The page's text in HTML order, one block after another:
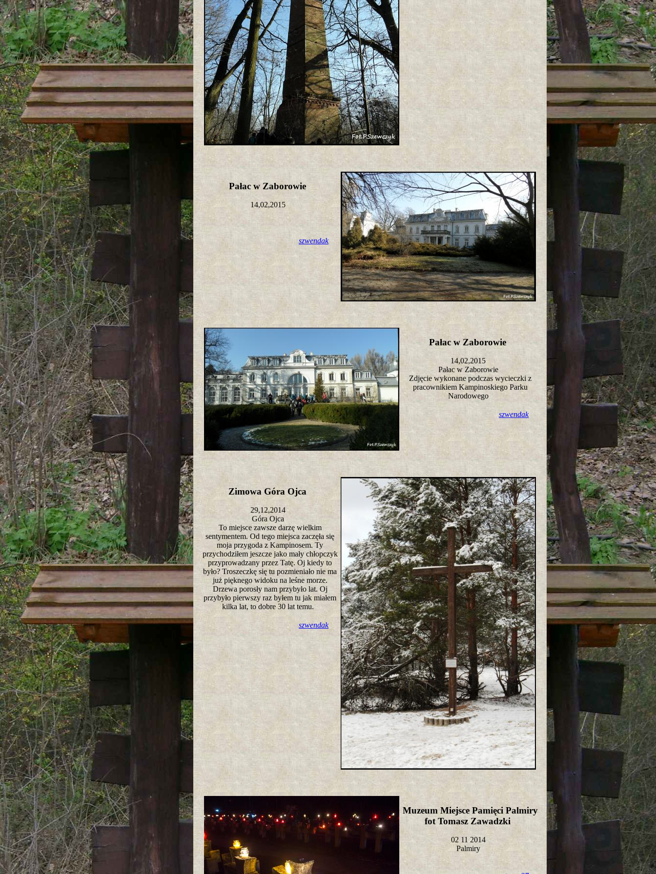
Pałac w Zaborowie
14,02,2015
szwendak
Pałac w Zaborowie
14,02,2015
Pałac w Zaborowie
Zdjęcie wykonane podczas wycieczki z
pracownikiem Kampinoskiego Parku
Narodowego
szwendak
Zimowa Góra Ojca
29,12,2014
Góra Ojca
To miejsce zawsze darzę wielkim
sentymentem. Od tego miejsca zaczęła się
moja przygoda z Kampinosem. Ty
przychodziłem jeszcze jako mały chłopczyk
przyprowadzany przez Tatę. Oj kiedy to
było? Troszeczkę się tu pozmieniało nie ma
już pięknego widoku na leśne morze.
Drzewa porosły nam przybyło lat. Oj
przybyło pierwszy raz byłem tu jak miałem
kilka lat, to dobre 30 lat temu.
szwendak
Muzeum Miejsce Pamięci Palmiry
fot Tomasz Zawadzki
02 11 2014
Palmiry